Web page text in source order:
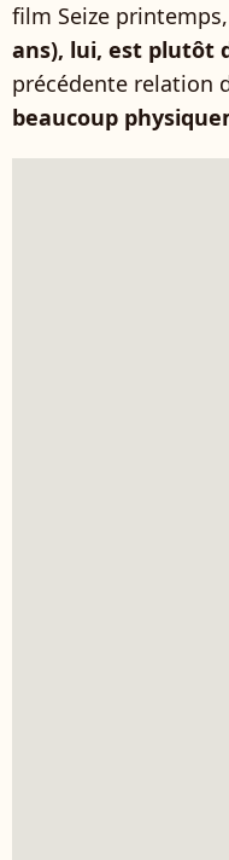
film Seize printemps,
ans), lui, est plutôt
précédente relation
beaucoup